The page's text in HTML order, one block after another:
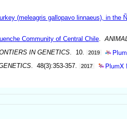
(meleagris gallopavo linnaeus), in the
Community of Central Chile.
IN GENETICS. 10. 2019
. 48(3):353-357. 2017 PlumX